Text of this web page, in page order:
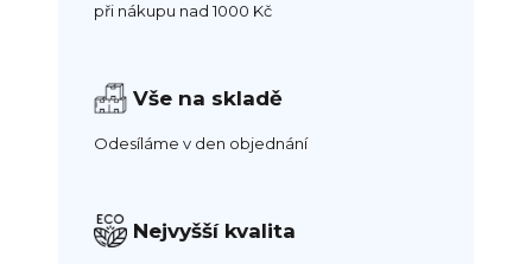
při nákupu nad 1000 Kč
Vše na skladě
Odesíláme v den objednání
Nejvyšší kvalita